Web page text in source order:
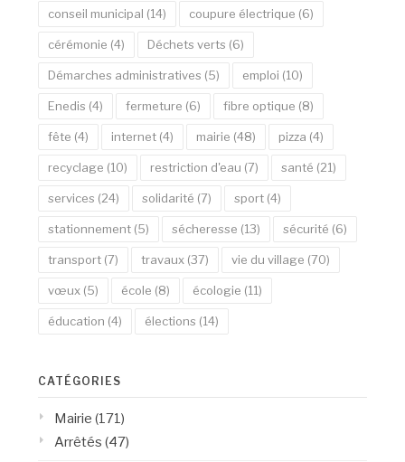
conseil municipal (14) coupure électrique (6)
cérémonie (4) Déchets verts (6)
Démarches administratives (5) emploi (10)
Enedis (4) fermeture (6) fibre optique (8)
fête (4) internet (4) mairie (48) pizza (4)
recyclage (10) restriction d'eau (7) santé (21)
services (24) solidarité (7) sport (4)
stationnement (5) sécheresse (13) sécurité (6)
transport (7) travaux (37) vie du village (70)
vœux (5) école (8) écologie (11)
éducation (4) élections (14)
CATÉGORIES
Mairie (171)
Arrêtés (47)